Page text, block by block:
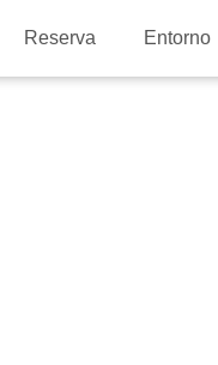
Reserva Entorno